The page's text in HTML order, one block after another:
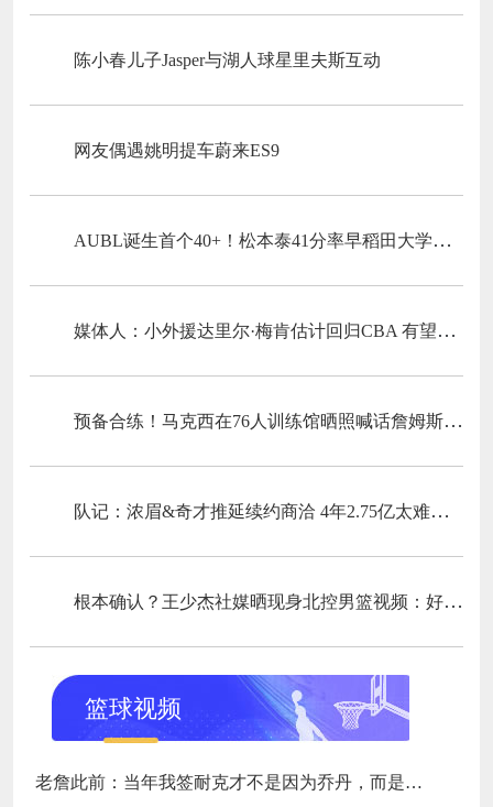
陈小春儿子Jasper与湖人球星里夫斯互动
网友偶遇姚明提车蔚来ES9
AUBL诞生首个40+！松本泰41分率早稻田大学晋级四强！
媒体人：小外援达里尔·梅肯估计回归CBA 有望加盟福建男篮
预备合练！马克西在76人训练馆晒照喊话詹姆斯：我比你们来得早
队记：浓眉&奇才推延续约商洽 4年2.75亿太难给 下一年截止日成要害
根本确认？王少杰社媒晒现身北控男篮视频：好久不见
篮球视频
老詹此前：当年我签耐克才不是因为乔丹，而是7年9000万天价合同